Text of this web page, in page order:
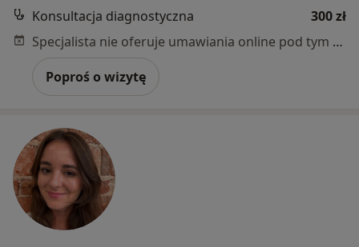
Konsultacja diagnostyczna
300 zł
Specjalista nie oferuje umawiania online pod tym adresem.
Poproś o wizytę